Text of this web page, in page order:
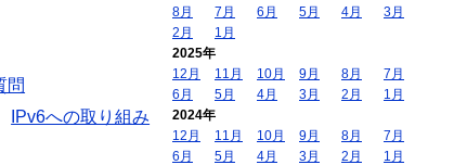
問
IPv6への取り組み
8月
7月 6月 5月 4月
3月
2月
1月
2025年
12月
11月 10月 9月 8月
7月
6月
5月 4月 3月 2月
1月
2024年
12月
11月 10月 9月 8月
7月
6月
5月 4月 3月 2月
1月